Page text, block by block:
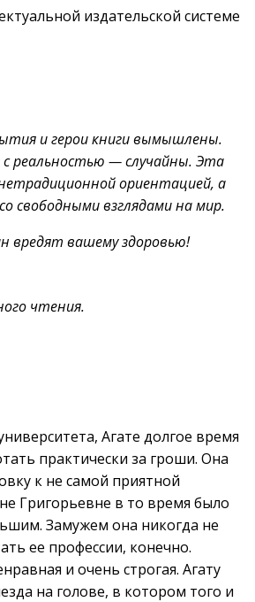
издательской системе
и герои книги вымышлены.
реальностью — случайны. Эта
ориентацией, а
свободными взглядами на мир.
вредят вашему здоровью!
чтения.
Агате долгое время
практически за гроши. Она
к не самой приятной
Григорьевне в то время было
Замужем она никогда не
ее профессии, конечно.
и очень строгая. Агату
на голове, в котором того и